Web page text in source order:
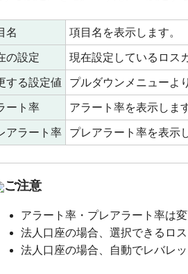
名 項目名を表示します。
の設定 現在設定しているロス
する設定値 プルダウンメニューよ
ート率 アラート率を表示しま
アラート率 プレアラート率を表示
ご注意
アラート率・プレアラート率は変
法人口座の場合、選択できるロ
法人口座の場合、自動でレバレ